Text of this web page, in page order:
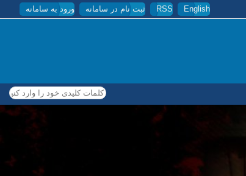
English
RSS ثبت نام در سامانه ورود به سامانه
کلمات کلیدی خود را وارد کنید